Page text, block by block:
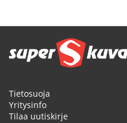
Tietosuoja
Yritysinfo
Tilaa uutiskirje